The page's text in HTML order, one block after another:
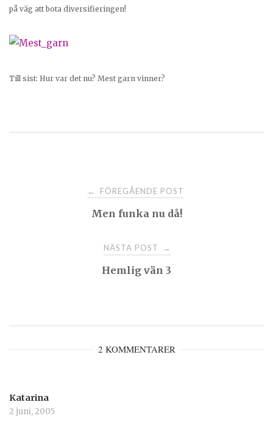
på väg att bota diversifieringen!
Till sist: Hur var det nu? Mest garn vinner?
← FÖREGÅENDE POST
Men funka nu då!
NÄSTA POST →
Hemlig vän 3
2 KOMMENTARER
Katarina
2 juni, 2005